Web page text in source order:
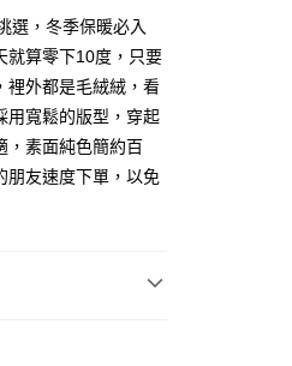
選，冬季保暖必入
就算零下10度，只要
裡外都是毛絨絨，看
用寬鬆的版型，穿起
，素面純色簡約百
朋友速度下單，以免